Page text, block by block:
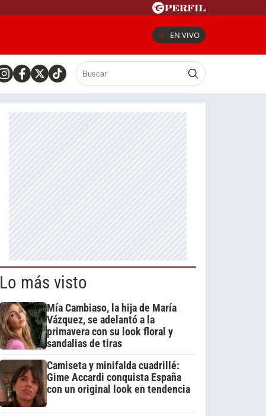
EN VIVO
Lo más visto
Mía Cambiaso, la hija de María
Vázquez, se adelantó a la
primavera con su look floral y
sandalias de tiras
Camiseta y minifalda cuadrillé:
Gime Accardi conquista España
con un original look en tendencia